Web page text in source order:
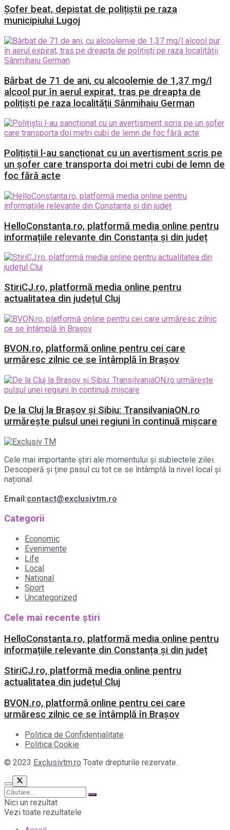
Șofer beat, depistat de polițiștii pe raza
municipiului Lugoj
Bărbat de 71 de ani, cu alcoolemie de 1,37 mg/l
alcool pur în aerul expirat, tras pe dreapta de
polițiști pe raza localității Sânmihaiu German
Polițiștii l-au sancționat cu un avertisment scris pe
un șofer care transporta doi metri cubi de lemn de
foc fără acte
HelloConstanta.ro, platformă media online pentru
informațiile relevante din Constanța și din județ
StiriCJ.ro, platformă media online pentru
actualitatea din județul Cluj
BVON.ro, platformă online pentru cei care
urmăresc zilnic ce se întâmplă în Brașov
De la Cluj la Brașov și Sibiu: TransilvaniaON.ro
urmărește pulsul unei regiuni în continuă mișcare
Cele mai importante știri ale momentului și subiectele zilei.
Descoperă și ține pasul cu tot ce se întâmplă la nivel local și
național.
Email:contact@exclusivtm.ro
Categorii
Economic
Evenimente
Life
Local
National
Sport
Uncategorized
Cele mai recente știri
HelloConstanta.ro, platformă media online pentru
informațiile relevante din Constanța și din județ
StiriCJ.ro, platformă media online pentru
actualitatea din județul Cluj
BVON.ro, platformă online pentru cei care
urmăresc zilnic ce se întâmplă în Brașov
Politica de Confidențialitate
Politica Cookie
© 2023 Exclusivtm.ro Toate drepturile rezervate.
Nici un rezultat
Vezi toate rezultatele